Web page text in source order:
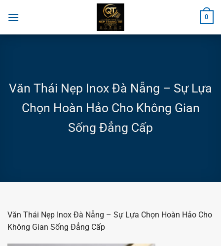
đến
0
Văn Thái Nẹp Inox Đà Nẵng – Sự Lựa
Chọn Hoàn Hảo Cho Không Gian
Sống Đẳng Cấp
Văn Thái Nẹp Inox Đà Nẵng – Sự Lựa Chọn Hoàn Hảo Cho
Không Gian Sống Đẳng Cấp